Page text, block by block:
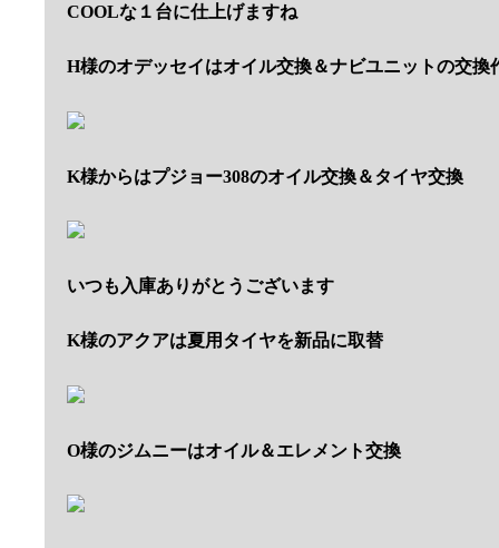
COOLな１台に仕上げますね
H様のオデッセイはオイル交換＆ナビユニットの交換
K様からはプジョー308のオイル交換＆タイヤ交換
いつも入庫ありがとうございます
K様のアクアは夏用タイヤを新品に取替
O様のジムニーはオイル＆エレメント交換